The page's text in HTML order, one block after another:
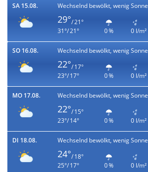
SA 15.08. Wechselnd bewölkt, wenig Sonne
29°/ 21°
31°/ 21°
0 % 0 l/m²
SO 16.08. Wechselnd bewölkt, wenig Sonne
22°/ 17°
23°/ 17°
0 % 0 l/m²
MO 17.08. Wechselnd bewölkt, wenig Sonne
22°/ 15°
23°/ 14°
0 % 0 l/m²
DI 18.08. Wechselnd bewölkt, wenig Sonne
24°/ 18°
25°/ 17°
0 % 0 l/m²